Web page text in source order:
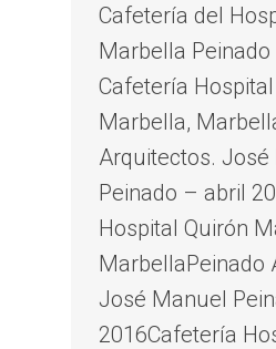
Cafetería del
Marbella
Cafetería
Marbella,
Arquitectos. José
Peinado – abril
Hospital Quirón
MarbellaPeinado
José Manuel
2016Cafetería